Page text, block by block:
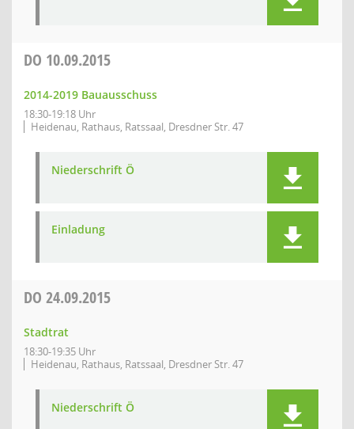
DO 10.09.2015
2014-2019 Bauausschuss
18:30-19:18 Uhr
Heidenau, Rathaus, Ratssaal, Dresdner Str. 47
Niederschrift Ö
Einladung
DO 24.09.2015
Stadtrat
18:30-19:35 Uhr
Heidenau, Rathaus, Ratssaal, Dresdner Str. 47
Niederschrift Ö